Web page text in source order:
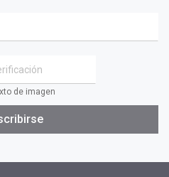
de imagen